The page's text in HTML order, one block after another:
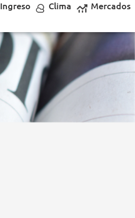
Ingreso Clima Mercados